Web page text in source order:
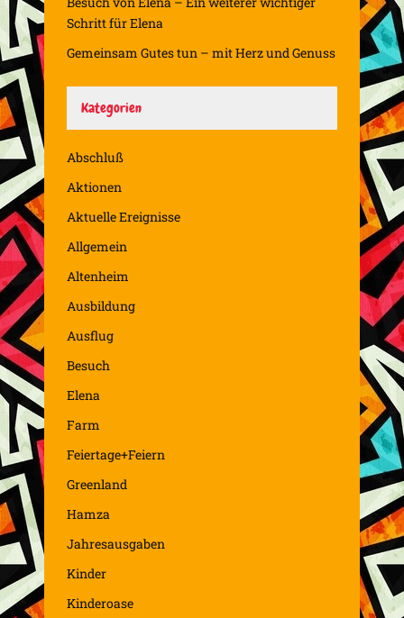
Schritt für Elena
Gemeinsam Gutes tun – mit Herz und Genuss
Kategorien
Abschluß
Aktionen
Aktuelle Ereignisse
Allgemein
Altenheim
Ausbildung
Ausflug
Besuch
Elena
Farm
Feiertage+Feiern
Greenland
Hamza
Jahresausgaben
Kinder
Kinderoase